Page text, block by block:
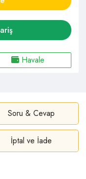
Havale
Soru & Cevap
İptal ve İade